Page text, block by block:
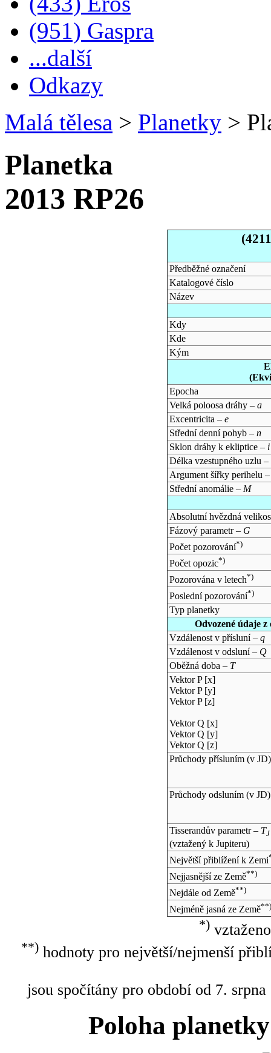
(951) Gaspra
...další
Odkazy
Malá tělesa > Planetky >
Planetka
2013 RP26
Předběžné označení
Katalogové číslo
Název
Kdy
Kde
Kým
Epocha
Velká poloosa dráhy – a
Excentricita – e
Střední denní pohyb – n
Sklon dráhy k ekliptice – i
Délka vzestupného uzlu –
Argument šířky perihelu
Střední anomálie – M
Absolutní hvězdná
Fázový parametr – G
Počet pozorování*)
Počet opozic*)
Pozorována v letech*)
Poslední pozorování*)
Typ planetky
Odvozené údaje
Vzdálenost v přísluní – q
Vzdálenost v odsluní – Q
Oběžná doba – T
Vektor P [x]
Vektor P [y]
Vektor P [z]
Vektor Q [x]
Vektor Q [y]
Vektor Q [z]
Průchody přísluním (v JD)
Průchody odsluním (v JD)
Tisserandův parametr – TJ
(vztažený k Jupiteru)
Největší přiblížení k Zemi
Nejjasnější ze Země**)
Nejdále od Země**)
Nejméně jasná ze Země**)
*)
**)hodnoty pro největší/nejmenší
jsou spočítány pro období od 7.
Poloha